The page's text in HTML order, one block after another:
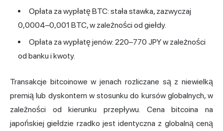
Opłata za wypłatę BTC: stała stawka, zazwyczaj
0,0004–0,001 BTC, w zależności od giełdy.
Opłata za wypłatę jenów: 220–770 JPY w zależności
od banku i kwoty.
Transakcje bitcoinowe w jenach rozliczane są z niewielką
premią lub dyskontem w stosunku do kursów globalnych, w
zależności od kierunku przepływu. Cena bitcoina na
japońskiej giełdzie rzadko jest identyczna z globalną ceną